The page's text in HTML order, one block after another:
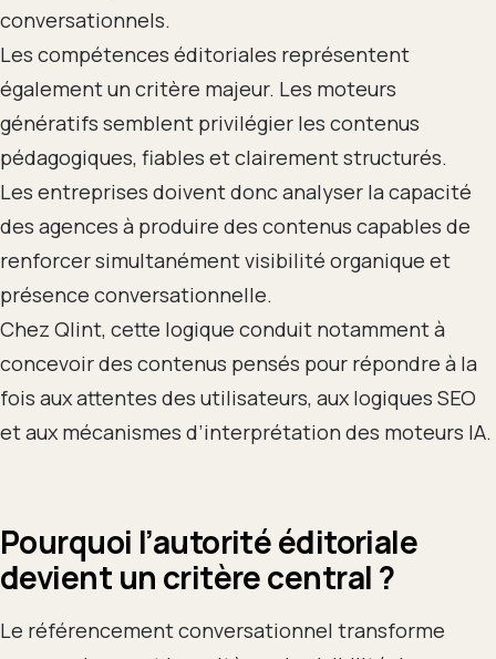
conversationnels.
Les compétences éditoriales représentent
également un critère majeur. Les moteurs
génératifs semblent privilégier les contenus
pédagogiques, fiables et clairement structurés.
Les entreprises doivent donc analyser la capacité
des agences à produire des contenus capables de
renforcer simultanément visibilité organique et
présence conversationnelle.
Chez Qlint, cette logique conduit notamment à
concevoir des contenus pensés pour répondre à la
fois aux attentes des utilisateurs, aux logiques SEO
et aux mécanismes d’interprétation des moteurs IA.
Pourquoi l’autorité éditoriale
devient un critère central ?
Le référencement conversationnel transforme